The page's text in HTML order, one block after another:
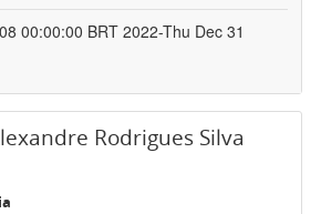
00:00:00 BRT 2022-Thu Dec 31
Rodrigues Silva